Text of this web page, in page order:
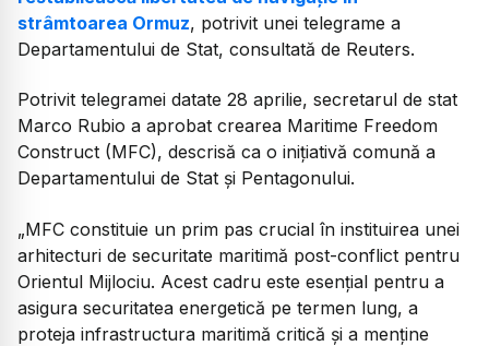
strâmtoarea Ormuz, potrivit unei telegrame a
Departamentului de Stat, consultată de Reuters.
Potrivit telegramei datate 28 aprilie, secretarul de stat
Marco Rubio a aprobat crearea Maritime Freedom
Construct (MFC), descrisă ca o inițiativă comună a
Departamentului de Stat și Pentagonului.
„MFC constituie un prim pas crucial în instituirea unei
arhitecturi de securitate maritimă post-conflict pentru
Orientul Mijlociu. Acest cadru este esențial pentru a
asigura securitatea energetică pe termen lung, a
proteja infrastructura maritimă critică și a menține